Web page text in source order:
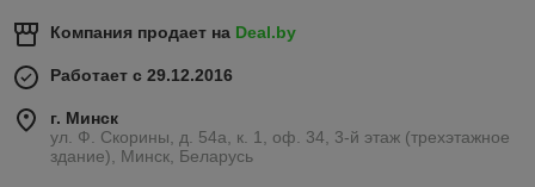
Компания продает на Deal.by
Работает с 29.12.2016
г. Минск
ул. Ф. Скорины, д. 54а, к. 1, оф. 34, 3-й этаж (трехэтажное
здание), Минск, Беларусь